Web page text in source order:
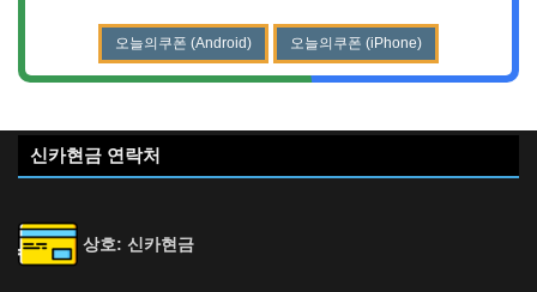
오늘의쿠폰 (Android) 오늘의쿠폰 (iPhone)
신카현금 연락처
상호: 신카현금